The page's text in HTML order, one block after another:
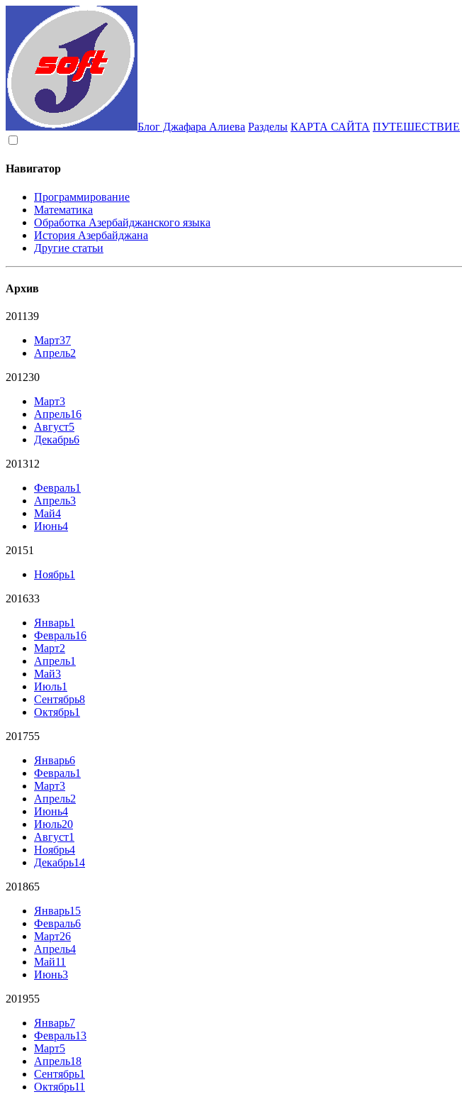
Блог Джафара Алиева Разделы КАРТА САЙТА ПУТЕШЕСТВИЕ
Навигатор
Программирование
Математика
Обработка Азербайджанского языка
История Азербайджана
Другие статьи
Архив
201139
Март37
Апрель2
201230
Март3
Апрель16
Август5
Декабрь6
201312
Февраль1
Апрель3
Май4
Июнь4
20151
Ноябрь1
201633
Январь1
Февраль16
Март2
Апрель1
Май3
Июль1
Сентябрь8
Октябрь1
201755
Январь6
Февраль1
Март3
Апрель2
Июнь4
Июль20
Август1
Ноябрь4
Декабрь14
201865
Январь15
Февраль6
Март26
Апрель4
Май11
Июнь3
201955
Январь7
Февраль13
Март5
Апрель18
Сентябрь1
Октябрь11